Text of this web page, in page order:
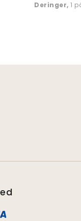
Deringer, 1